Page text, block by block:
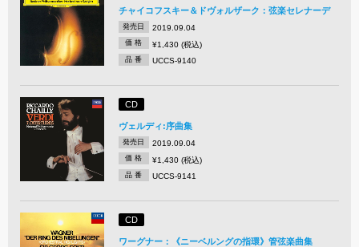
チャイコフスキー＆ドヴォルザーク：弦楽セレナーデ
発売日 2019.09.04
価 格 ¥1,430 (税込)
品 番 UCCS-9140
CD
ヴェルディ:序曲集
発売日 2019.09.04
価 格 ¥1,430 (税込)
品 番 UCCS-9141
CD
ワーグナー：《ニーベルングの指環》管弦楽曲集